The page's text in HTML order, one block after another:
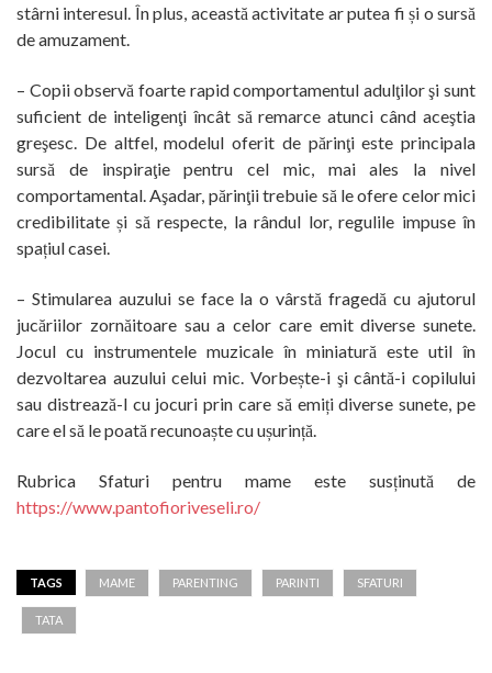
stârni interesul. În plus, această activitate ar putea fi și o sursă
de amuzament.
– Copii observă foarte rapid comportamentul adulţilor şi sunt
suficient de inteligenţi încât să remarce atunci când aceştia
greşesc. De altfel, modelul oferit de părinţi este principala
sursă de inspiraţie pentru cel mic, mai ales la nivel
comportamental. Aşadar, părinţii trebuie să le ofere celor mici
credibilitate și să respecte, la rândul lor, regulile impuse în
spațiul casei.
– Stimularea auzului se face la o vârstă fragedă cu ajutorul
jucăriilor zornăitoare sau a celor care emit diverse sunete.
Jocul cu instrumentele muzicale în miniatură este util în
dezvoltarea auzului celui mic. Vorbește-i şi cântă-i copilului
sau distrează-l cu jocuri prin care să emiți diverse sunete, pe
care el să le poată recunoaște cu ușurință.
Rubrica Sfaturi pentru mame este susținută de
https://www.pantofioriveseli.ro/
TAGS MAME PARENTING PARINTI SFATURI
TATA